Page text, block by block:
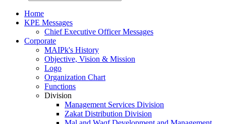
Home
KPE Messages
Chief Executive Officer Messages
Corporate
MAIPk's History
Objective, Vision & Mission
Logo
Organization Chart
Functions
Division
Management Services Division
Zakat Distribution Division